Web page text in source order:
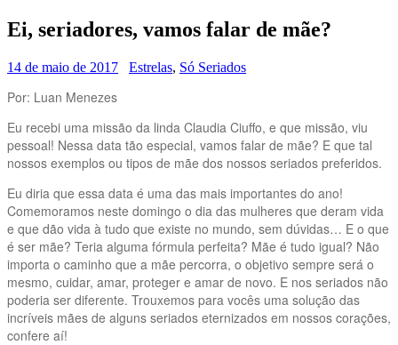
Ei, seriadores, vamos falar de mãe?
14 de maio de 2017 Estrelas, Só Seriados
Por: Luan Menezes
Eu recebi uma missão da linda Claudia Ciuffo, e que missão, viu
pessoal! Nessa data tão especial, vamos falar de mãe? E que tal
nossos exemplos ou tipos de mãe dos nossos seriados preferidos.
Eu diria que essa data é uma das mais importantes do ano!
Comemoramos neste domingo o dia das mulheres que deram vida
e que dão vida à tudo que existe no mundo, sem dúvidas… E o que
é ser mãe? Teria alguma fórmula perfeita? Mãe é tudo igual? Não
importa o caminho que a mãe percorra, o objetivo sempre será o
mesmo, cuidar, amar, proteger e amar de novo. E nos seriados não
poderia ser diferente. Trouxemos para vocês uma solução das
incríveis mães de alguns seriados eternizados em nossos corações,
confere aí!